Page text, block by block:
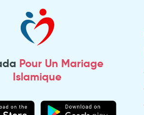
Pour Un Mariage
Islamique